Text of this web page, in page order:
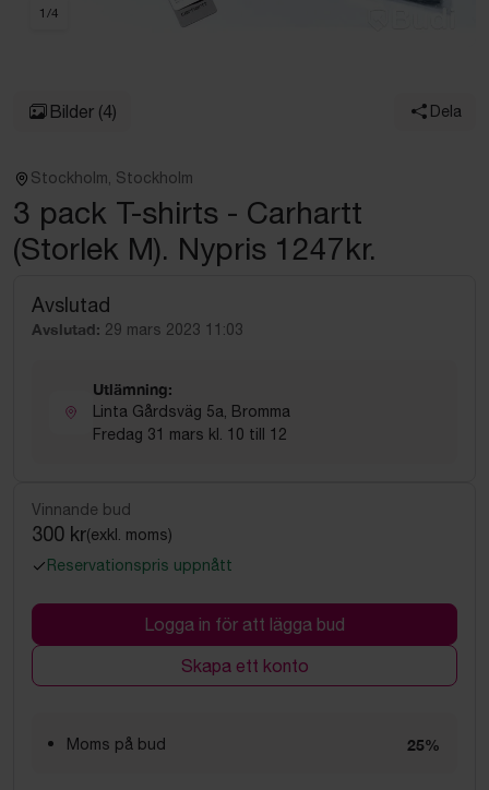
1 /4
Bilder (4) Dela
Stockholm, Stockholm
3 pack T-shirts - Carhartt
(Storlek M). Nypris 1247kr.
Avslutad
Avslutad: 29 mars 2023 11:03
Utlämning:
Linta Gårdsväg 5a, Bromma
Fredag 31 mars kl. 10 till 12
Vinnande bud
300 kr(exkl. moms)
Reservationspris uppnått
Logga in för att lägga bud
Skapa ett konto
Moms på bud 25%